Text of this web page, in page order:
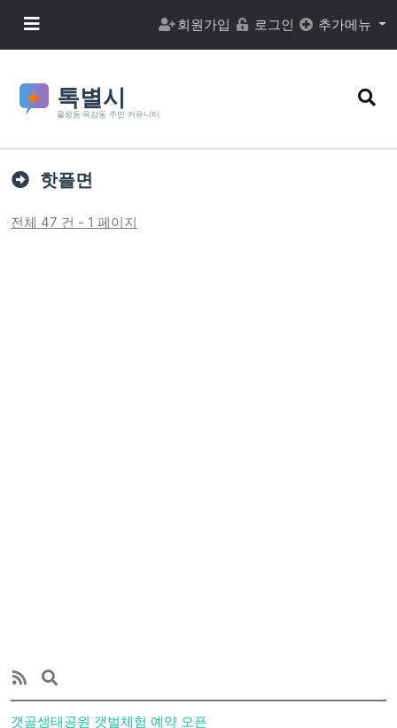
메뉴 버튼 회원가입 로그인 추가메뉴
검색
핫플면
전체 47 건 - 1 페이지
갯골생태공원 갯벌체험 예약 오픈